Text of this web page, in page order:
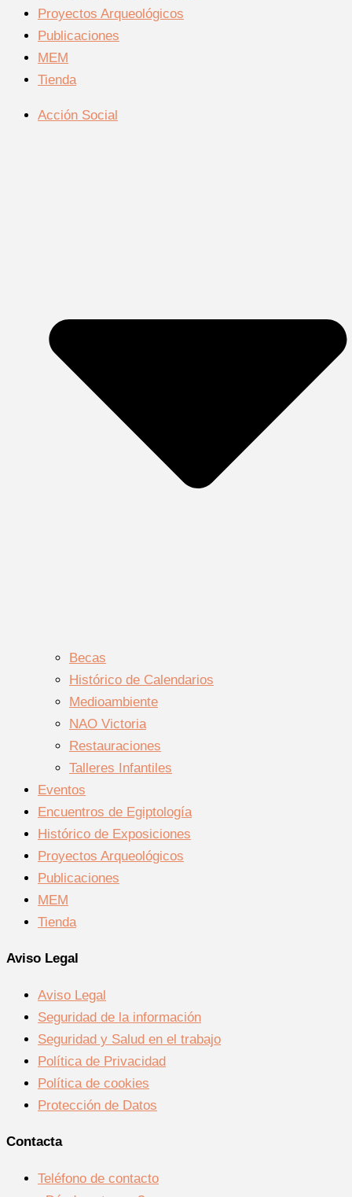
Proyectos Arqueológicos
Publicaciones
MEM
Tienda
Acción Social
Becas
Histórico de Calendarios
Medioambiente
NAO Victoria
Restauraciones
Talleres Infantiles
Eventos
Encuentros de Egiptología
Histórico de Exposiciones
Proyectos Arqueológicos
Publicaciones
MEM
Tienda
Aviso Legal
Aviso Legal
Seguridad de la información
Seguridad y Salud en el trabajo
Política de Privacidad
Política de cookies
Protección de Datos
Contacta
Teléfono de contacto